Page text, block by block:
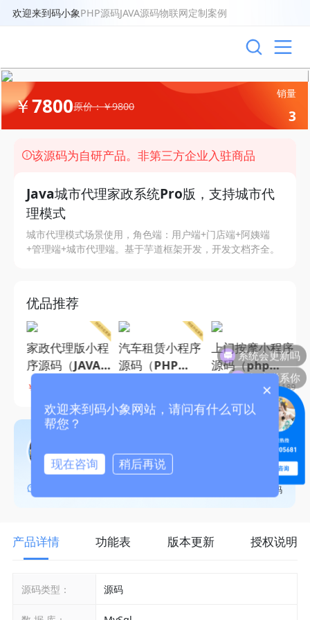
欢迎来到码小象PHP源码JAVA源码物联网定制案例
￥7800原价：￥9800
销量
3
该源码为自研产品。非第三方企业入驻商品
Java城市代理家政系统Pro版，支持城市代
理模式
城市代理模式场景使用，角色端：用户端+门店端+阿姨端
+管理端+城市代理端。基于芋道框架开发，开发文档齐全。
优品推荐
家政代理版小程
序源码（JAVA
版），支持城市
代理模式，多端
多模式设置-码
小象源码
￥8800
汽车租赁小程序
源码（PHP
统，全流程管理
下属门店及车辆
免押配置接口-
码小象源码
上门按摩小程序
源码（php
版），服务人员
列表展示+按摩
师就近派遣+订
单跟踪主流框架
打造-码小象源
销量189
项目顾问
客服二维码
产品详情 功能表 版本更新 授权说明
源码类型： 源码
系统会更新吗
怎么联系你
×
欢迎来到码小象网站，请问有什么可以
帮您？
现在咨询 稍后再说